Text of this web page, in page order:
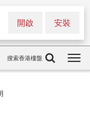
安裝
開啟
搜索香港樓盤